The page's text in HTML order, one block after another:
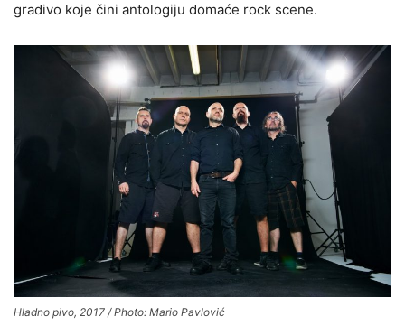
gradivo koje čini antologiju domaće rock scene.
Hladno pivo, 2017 / Photo: Mario Pavlović